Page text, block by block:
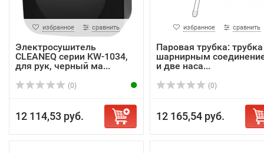
избранное сравнить
Электросушитель
CLEANEQ серии KW-1034,
для рук, черный ма...
(0)
12 114,53 руб.
избранное сравнить
Паровая трубка: трубка
шарнирным
и две наса...
(0)
12 165,54 руб.